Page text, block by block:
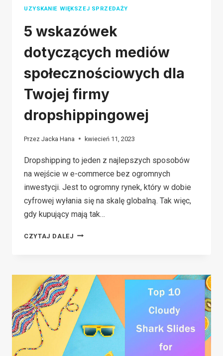
UZYSKANIE WIĘKSZEJ SPRZEDAŻY
5 wskazówek
dotyczących mediów
społecznościowych dla
Twojej firmy
dropshippingowej
Przez Jacka Hana kwiecień 11, 2023
Dropshipping to jeden z najlepszych sposobów
na wejście w e-commerce bez ogromnych
inwestycji. Jest to ogromny rynek, który w dobie
cyfrowej wyłania się na skalę globalną. Tak więc,
gdy kupujący mają tak…
CZYTAJ DALEJ 5
MEDIÓW
SPOŁECZNOŚCIOWYCH
DLA
TWOJEJ
FIRMY